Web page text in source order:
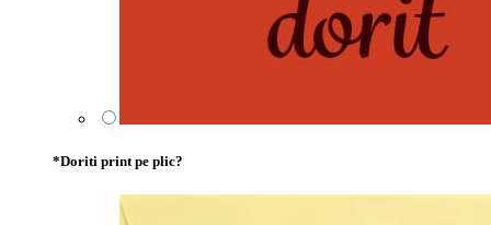
*Doriti print pe plic?